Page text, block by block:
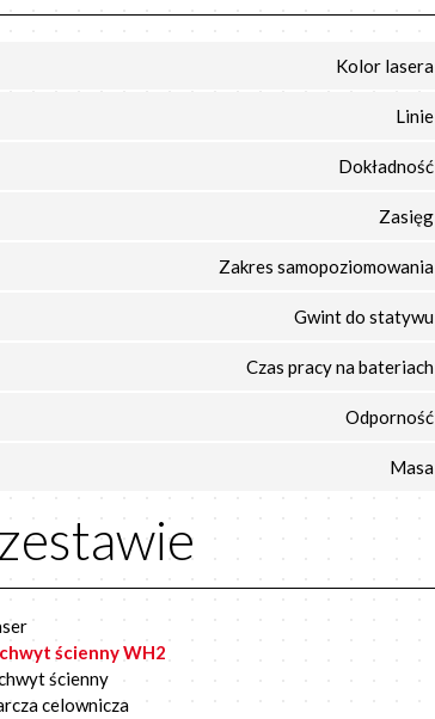
Kolor lasera
Linie
Dokładność
Zasięg
Zakres samopoziomowania
Gwint do statywu
Czas pracy na bateriach
Odporność
Masa
ścienny WH2
ścienny
celownicza